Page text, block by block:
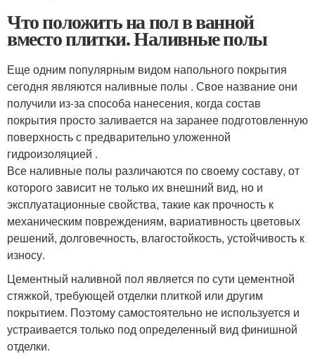
Что положить на пол в ванной
вместо плитки. Наливные полы
Еще одним популярным видом напольного покрытия
сегодня являются наливные полы . Свое название они
получили из-за способа нанесения, когда состав
покрытия просто заливается на заранее подготовленную
поверхность с предварительно уложенной
гидроизоляцией .
Все наливные полы различаются по своему составу, от
которого зависит не только их внешний вид, но и
эксплуатационные свойства, такие как прочность к
механическим повреждениям, вариативность цветовых
решений, долговечность, влагостойкость, устойчивость к
износу.
Цементный наливной пол является по сути цементной
стяжкой, требующей отделки плиткой или другим
покрытием. Поэтому самостоятельно не используется и
устраивается только под определенный вид финишной
отделки.